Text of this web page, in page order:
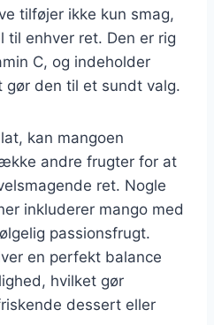
tilføjer ikke kun smag,
til enhver ret. Den er rig
C, og indeholder
gør den til et sundt valg.
kan mangoen
andre frugter for at
ret. Nogle
inkluderer mango med
passionsfrugt.
en perfekt balance
hvilket gør
dessert eller